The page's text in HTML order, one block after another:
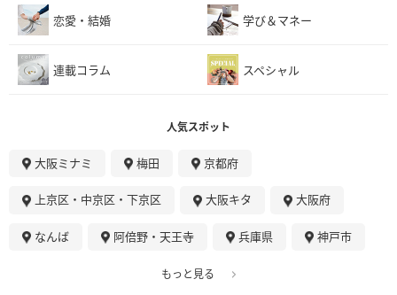
恋愛・結婚 学び＆マネー
連載コラム スペシャル
人気スポット
大阪ミナミ 梅田 京都府
上京区・中京区・下京区 大阪キタ 大阪府
なんば 阿倍野・天王寺 兵庫県 神戸市
もっと見る